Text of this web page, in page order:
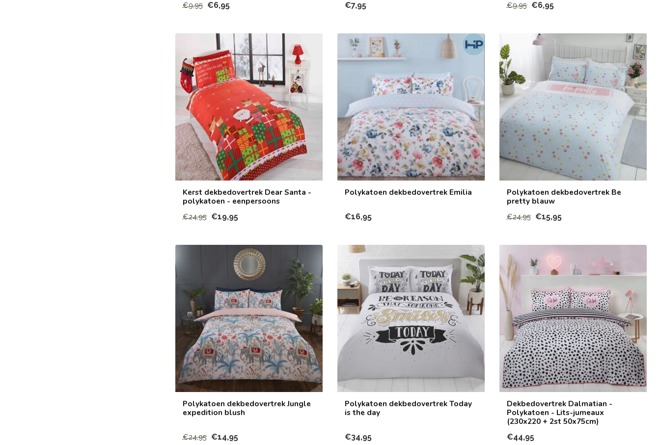
€9,95 €6,95 €7,95 €9,95 €6,95
Kerst dekbedovertrek Dear Santa -
polykatoen - eenpersoons
€24,95 €19,95
Polykatoen dekbedovertrek Emilia
€16,95
Polykatoen dekbedovertrek Be
pretty blauw
€24,95 €15,95
Polykatoen dekbedovertrek Jungle
expedition blush
€24,95 €14,95
Polykatoen dekbedovertrek Today
is the day
€34,95
Dekbedovertrek Dalmatian -
Polykatoen - Lits-jumeaux
(230x220 + 2st 50x75cm)
€44,95